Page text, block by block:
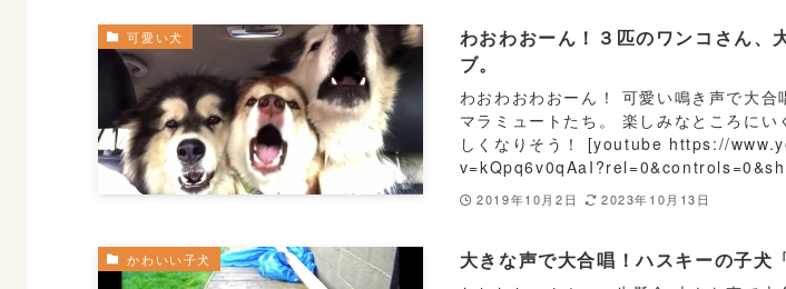
可愛い犬
わおわおーん！３匹のワンコさん、
ブ。
わおわおわおーん！ 可愛い鳴き声で大合
マラミュートたち。 楽しみなところにい
しくなりそう！ [youtube https://
2019年10月2日 2023年10月13日
かわいい子犬 大きな声で大合唱！ハスキーの子犬